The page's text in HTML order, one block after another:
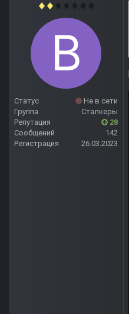
Статус
Не в сети
Группа
Сталкеры
Репутация
28
Сообщений
142
Регистрация
26.03.2023